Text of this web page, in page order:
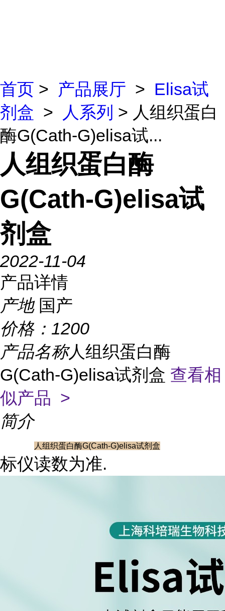
首页 > 产品展厅 > Elisa试
剂盒 > 人系列 > 人组织蛋白
酶G(Cath-G)elisa试...
人组织蛋白酶
G(Cath-G)elisa试
剂盒
2022-11-04
产品详情
产地 国产
价格： 1200
产品名称人组织蛋白酶
G(Cath-G)elisa试剂盒 查看相
似产品 >
简介
人组织蛋白酶G(Cath-G)elisa试剂盒
标仪读数为准.